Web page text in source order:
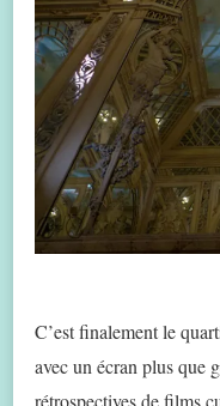
C’est finalement le
avec un écran plus que
rétrospectives de films